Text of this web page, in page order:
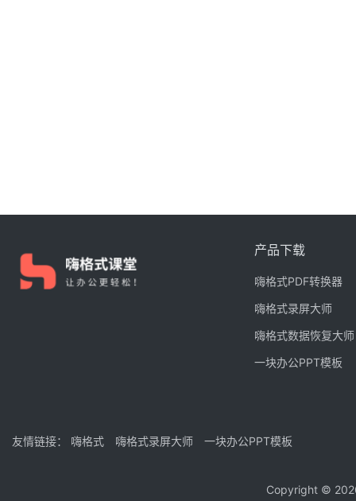
产品下载
嗨格式PDF转换器
嗨格式录屏大师
嗨格式数据恢复大师
一块办公PPT模板
友情链接： 嗨格式 嗨格式录屏大师 一块办公PPT模板
Copyright ©